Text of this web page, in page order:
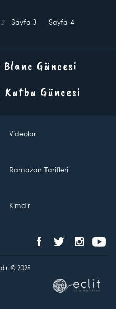
2 Sayfa 3 Sayfa 4
Güncesi
Kutbu Güncesi
Videolar
Ramazan Tarifleri
Kimdir
© 2026